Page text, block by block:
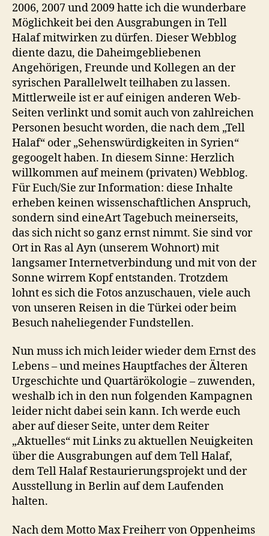
2006, 2007 und 2009 hatte ich die wunderbare
Möglichkeit bei den Ausgrabungen in Tell
Halaf mitwirken zu dürfen. Dieser Webblog
diente dazu, die Daheimgebliebenen
Angehörigen, Freunde und Kollegen an der
syrischen Parallelwelt teilhaben zu lassen.
Mittlerweile ist er auf einigen anderen Web-
Seiten verlinkt und somit auch von zahlreichen
Personen besucht worden, die nach dem „Tell
Halaf“ oder „Sehenswürdigkeiten in Syrien“
gegoogelt haben. In diesem Sinne: Herzlich
willkommen auf meinem (privaten) Webblog.
Für Euch/Sie zur Information: diese Inhalte
erheben keinen wissenschaftlichen Anspruch,
sondern sind eineArt Tagebuch meinerseits,
das sich nicht so ganz ernst nimmt. Sie sind vor
Ort in Ras al Ayn (unserem Wohnort) mit
langsamer Internetverbindung und mit von der
Sonne wirrem Kopf entstanden. Trotzdem
lohnt es sich die Fotos anzuschauen, viele auch
von unseren Reisen in die Türkei oder beim
Besuch naheliegender Fundstellen.
Nun muss ich mich leider wieder dem Ernst des
Lebens – und meines Hauptfaches der Älteren
Urgeschichte und Quartärökologie – zuwenden,
weshalb ich in den nun folgenden Kampagnen
leider nicht dabei sein kann. Ich werde euch
aber auf dieser Seite, unter dem Reiter
„Aktuelles“ mit Links zu aktuellen Neuigkeiten
über die Ausgrabungen auf dem Tell Halaf,
dem Tell Halaf Restaurierungsprojekt und der
Ausstellung in Berlin auf dem Laufenden
halten.
Nach dem Motto Max Freiherr von Oppenheims